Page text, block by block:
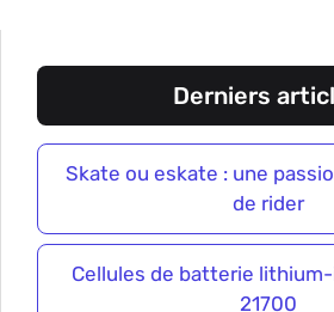
Derniers
Skate ou eskate : une
de rider
Cellules de batterie lithium-
21700